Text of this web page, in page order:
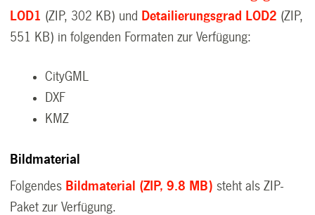
LOD1 (ZIP, 302 KB) und Detailierungsgrad LOD2 (ZIP,
551 KB) in folgenden Formaten zur Verfügung:
CityGML
DXF
KMZ
Bildmaterial
Folgendes Bildmaterial (ZIP, 9.8 MB) steht als ZIP-
Paket zur Verfügung.